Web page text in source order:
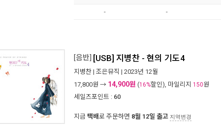
- -
[음반] [USB] 지병찬 - 현의 기도4
지병찬 | 조은뮤직 | 2023년 12월
17,800원 → 14,900원 (16%할인), 마일리지 150원
세일즈포인트 : 60
지금 택배로 주문하면 8월 12일 출고 지역변경